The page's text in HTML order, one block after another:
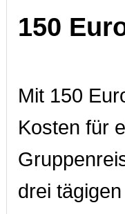
150
Mit 150
Kosten für
drei